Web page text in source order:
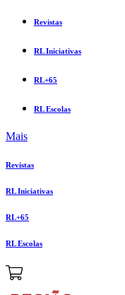
Revistas
RL Iniciativas
RL+65
RL Escolas
Mais
Revistas
RL Iniciativas
RL+65
RL Escolas